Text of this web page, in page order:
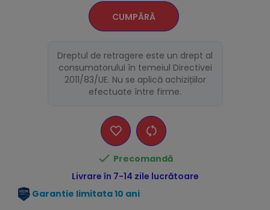
CUMPĂRĂ
Dreptul de retragere este un drept al
consumatorului în temeiul Directivei
2011/83/UE. Nu se aplică achizițiilor
efectuate între firme.
 Precomandă
Livrare în 7-14 zile lucrătoare
Garantie limitata 10 ani